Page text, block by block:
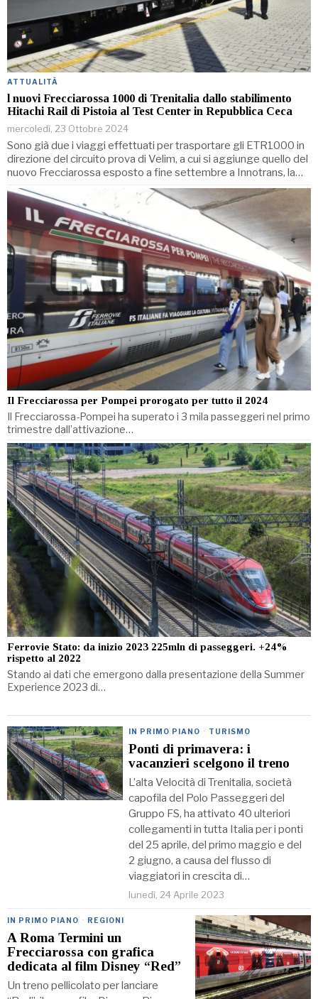
ATTUALITÀ
l nuovi Frecciarossa 1000 di Trenitalia dallo stabilimento
Hitachi Rail di Pistoia al Test Center in Repubblica Ceca
mercoledì, 23 Ottobre 2024
Sono già due i viaggi effettuati per trasportare gli ETR1000 in
direzione del circuito prova di Velim, a cui si aggiunge quello del
nuovo Frecciarossa esposto a fine settembre a Innotrans, la…
Il Frecciarossa per Pompei prorogato per tutto il 2024
Il Frecciarossa-Pompei ha superato i 3 mila passeggeri nel primo
trimestre dall’attivazione…
Ferrovie Stato: da inizio 2023 225mln di passeggeri. +24%
rispetto al 2022
Stando ai dati che emergono dalla presentazione della Summer
Experience 2023 di…
IN PRIMO PIANO · TURISMO
Ponti di primavera: i
vacanzieri scelgono il treno
L’alta Velocità di Trenitalia, società
capofila del Polo Passeggeri del
Gruppo FS, ha attivato 40 ulteriori
collegamenti in tutta Italia per i ponti
del 25 aprile, del primo maggio e del
2 giugno, a causa del flusso di
viaggiatori in crescita di…
lunedì, 24 Aprile 2023
IN PRIMO PIANO · REGIONI
A Roma Termini un
Frecciarossa con grafica
dedicata al film Disney “Red”
Un treno pellicolato per lanciare